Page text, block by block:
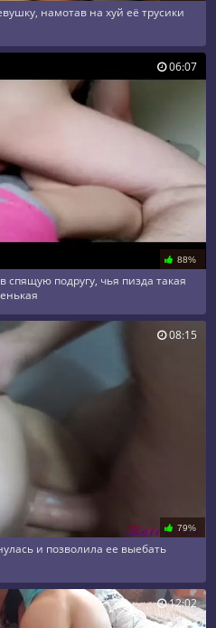
намотав на хуй её трусики
88%
спящую подругу, чья пизда такая
06:07
79%
и позволила ее выебать
08:15
12:02